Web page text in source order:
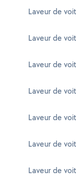
Laveur de
Laveur de
Laveur de
Laveur de
Laveur de
Laveur de
Laveur de